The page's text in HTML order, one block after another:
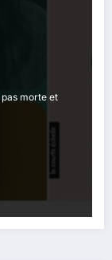
morte et